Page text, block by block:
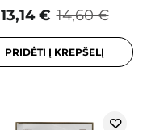
14,60 €
13,14 €
PRIDĖTI Į KREPŠELĮ